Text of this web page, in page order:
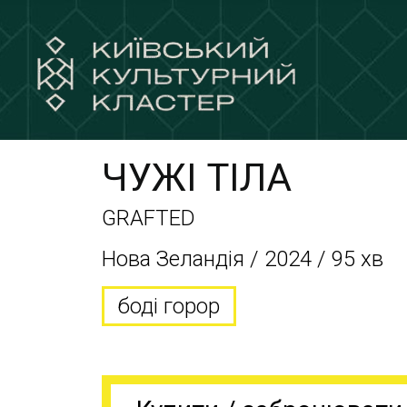
ЧУЖІ ТІЛА
GRAFTED
Нова Зеландія / 2024 / 95 хв
боді горор